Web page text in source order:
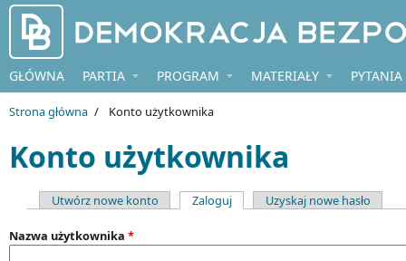
Przejdź do treści
GŁÓWNA PARTIA PROGRAM MATERIAŁY PYTANIA
Strona główna / Konto użytkownika
Konto użytkownika
Karty podstawowe
Utwórz nowe konto Zaloguj(aktywna karta)
Uzyskaj nowe hasło
Nazwa użytkownika *